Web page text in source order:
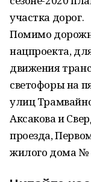
участка дорог.
Помимо
нацпроекта,
движения
светофоры на
улиц
Аксакова и
проезда,
жилого дома №